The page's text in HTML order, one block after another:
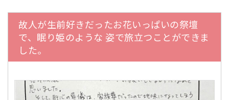
故人が生前好きだったお花いっぱいの祭壇
で、眠り姫のような 姿で旅立つことができま
した。